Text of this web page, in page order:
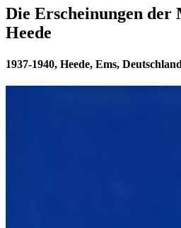
Die Erscheinungen der
Heede
1937-1940, Heede, Ems, Deutschland